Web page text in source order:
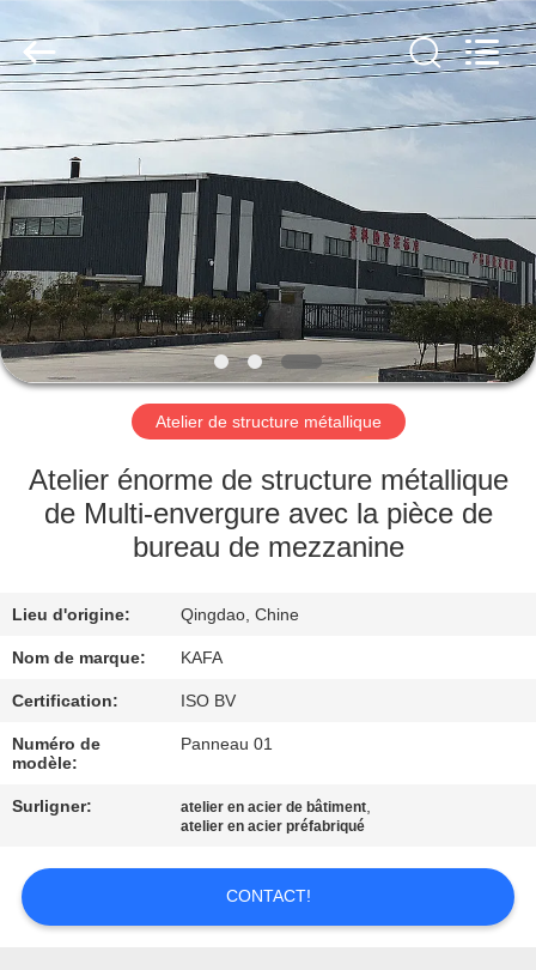
PRODUITS
VIDÉOS
SPECTACLE
DE
RÉALITÉ
VIRTUELLE
DE
NOUS
VISITE
DE
L'USINE
CONTRÔLE
QUALITÉ
Fabrication
Co.,
Ltd..
All
Atelier de structure métallique
Atelier énorme de structure métallique
de Multi-envergure avec la pièce de
bureau de mezzanine
Lieu d'origine: Qingdao, Chine
Nom de marque: KAFA
Certification: ISO BV
Numéro de
modèle:
Panneau 01
Surligner: atelier en acier de bâtiment,
atelier en acier préfabriqué
CONTACT!